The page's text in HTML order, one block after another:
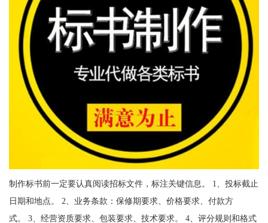
制作标书前一定要认真阅读招标文件，标注关键信息。 1、投标截止
日期和地点。 2、业务条款：保修期要求、价格要求、付款方
式。 3、经营资质要求、包装要求、技术要求。 4、评分规则和格式